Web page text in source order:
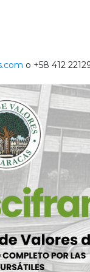
o +58 412